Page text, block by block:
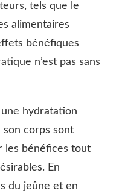
tels que le
alimentaires
bénéfiques
n’est pas sans
hydratation
corps sont
les bénéfices tout
En
du jeûne et en